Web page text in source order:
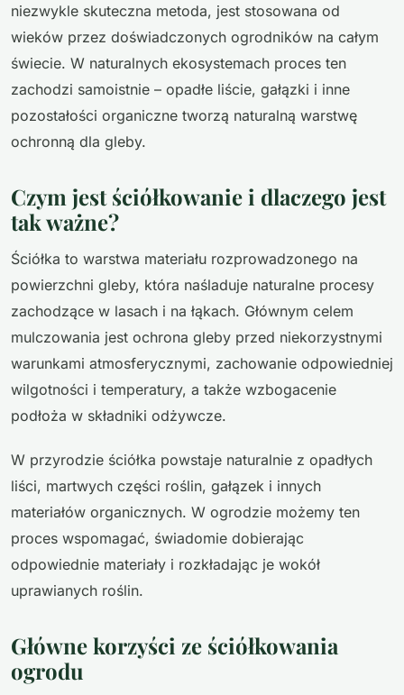
niezwykle skuteczna metoda, jest stosowana od
wieków przez doświadczonych ogrodników na całym
świecie. W naturalnych ekosystemach proces ten
zachodzi samoistnie – opadłe liście, gałązki i inne
pozostałości organiczne tworzą naturalną warstwę
ochronną dla gleby.
Czym jest ściółkowanie i dlaczego jest
tak ważne?
Ściółka to warstwa materiału rozprowadzonego na
powierzchni gleby, która naśladuje naturalne procesy
zachodzące w lasach i na łąkach. Głównym celem
mulczowania jest ochrona gleby przed niekorzystnymi
warunkami atmosferycznymi, zachowanie odpowiedniej
wilgotności i temperatury, a także wzbogacenie
podłoża w składniki odżywcze.
W przyrodzie ściółka powstaje naturalnie z opadłych
liści, martwych części roślin, gałązek i innych
materiałów organicznych. W ogrodzie możemy ten
proces wspomagać, świadomie dobierając
odpowiednie materiały i rozkładając je wokół
uprawianych roślin.
Główne korzyści ze ściółkowania
ogrodu